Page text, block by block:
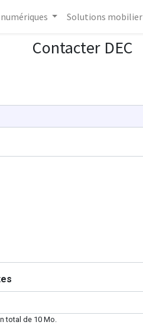
Solutions mobilier
Contacter DEC
total de 10 Mo.